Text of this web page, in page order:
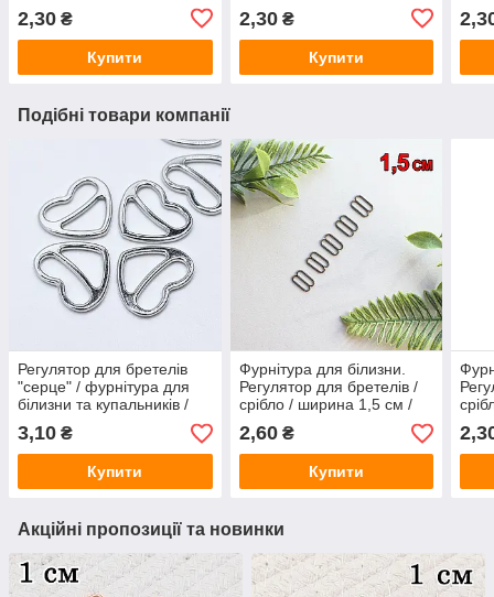
2,30 ₴
Купити
2,30₴
Купити
Подібні товари компанії
Регулятор для бретелів
"серце" / фурнітура для
білизни та купальників /
срібло / ширина 1 см /
замовлення від 1 штуки
3,10 ₴
Купити
Фурнітура для білизни.
Регулятор для бретелів /
срібло / ширина 1,5 см /
замовлення від 1 штуки
2,60₴
Купити
Акційні пропозиції та новинки